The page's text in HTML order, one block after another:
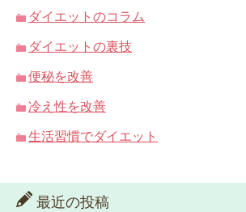
ダイエットのコラム
ダイエットの裏技
便秘を改善
冷え性を改善
生活習慣でダイエット
最近の投稿